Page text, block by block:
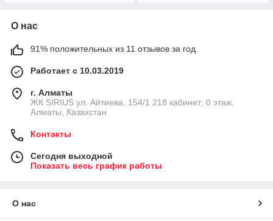
О нас
91% положительных из 11 отзывов за год
Работает с 10.03.2019
г. Алматы
​ЖК SIRIUS​ ул. Айтиева, 154/1​ 218 кабинет; 0 этаж,
Алматы, Казахстан
Контакты
Сегодня выходной
Показать весь график работы
О нас